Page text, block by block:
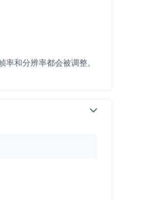
和分辨率都会被调整。